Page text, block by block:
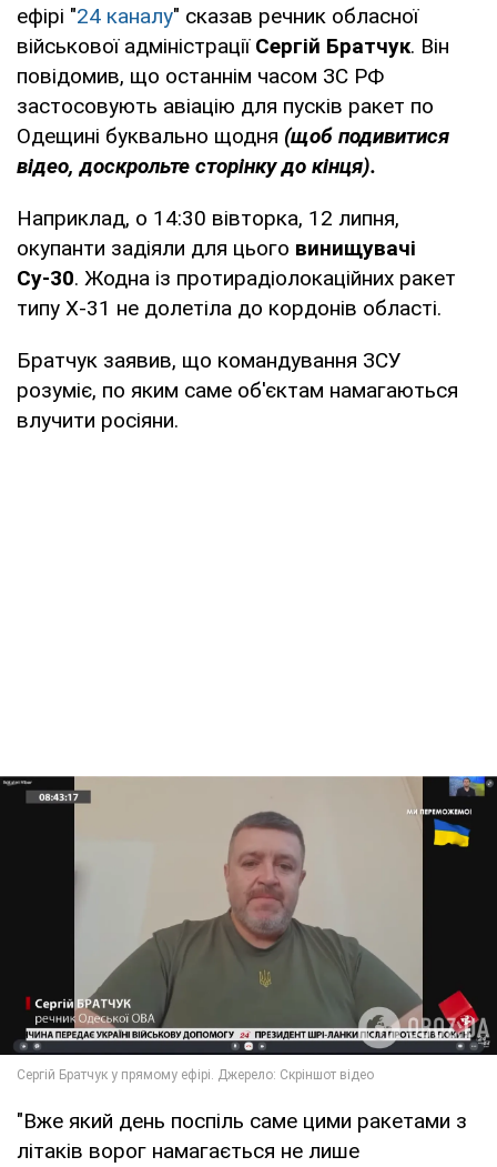
ефірі "24 каналу" сказав речник обласної
військової адміністрації Сергій Братчук. Він
повідомив, що останнім часом ЗС РФ
застосовують авіацію для пусків ракет по
Одещині буквально щодня (щоб подивитися
відео, доскрольте сторінку до кінця).
Наприклад, о 14:30 вівторка, 12 липня,
окупанти задіяли для цього винищувачі
Су-30. Жодна із протирадіолокаційних ракет
типу Х-31 не долетіла до кордонів області.
Братчук заявив, що командування ЗСУ
розуміє, по яким саме об'єктам намагаються
влучити росіяни.
"Вже який день поспіль саме цими ракетами з
літаків ворог намагається не лише